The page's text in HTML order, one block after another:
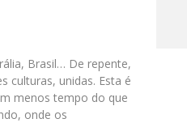
Brasil… De repente,
culturas, unidas. Esta é
menos tempo do que
onde os